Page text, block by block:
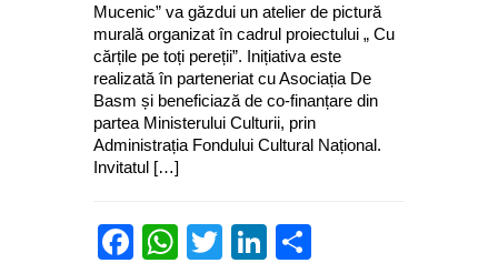
Mucenic” va găzdui un atelier de pictură
murală organizat în cadrul proiectului „ Cu
cărțile pe toți pereții”. Inițiativa este
realizată în parteneriat cu Asociația De
Basm și beneficiază de co-finanțare din
partea Ministerului Culturii, prin
Administrația Fondului Cultural Național.
Invitatul […]
Facebook
WhatsApp
TwitterLinkedIn